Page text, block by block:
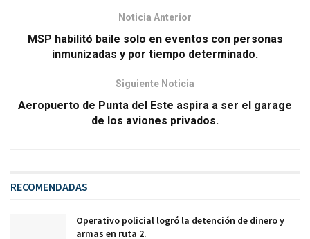
Noticia Anterior
MSP habilitó baile solo en eventos con personas
inmunizadas y por tiempo determinado.
Siguiente Noticia
Aeropuerto de Punta del Este aspira a ser el garage
de los aviones privados.
RECOMENDADAS
Operativo policial logró la detención de dinero y
armas en ruta 2.